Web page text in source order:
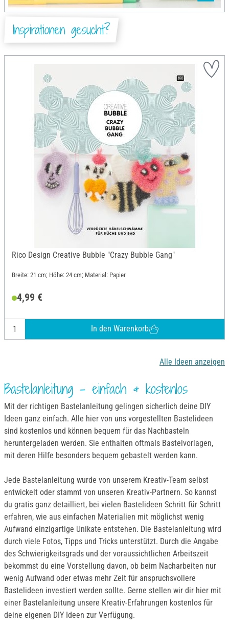
Inspirationen gesucht?
Rico Design Creative Bubble "Crazy Bubble Gang"
Breite: 21 cm; Höhe: 24 cm; Material: Papier
4,99 €
In den Warenkorb
Alle Ideen anzeigen
Bastelanleitung – einfach & kostenlos
Mit der richtigen Bastelanleitung gelingen sicherlich deine DIY
Ideen ganz einfach. Alle hier von uns vorgestellten Bastelideen
sind kostenlos und können bequem für das Nachbasteln
heruntergeladen werden. Sie enthalten oftmals Bastelvorlagen,
mit deren Hilfe besonders bequem gebastelt werden kann.
Jede Bastelanleitung wurde von unserem Kreativ-Team selbst
entwickelt oder stammt von unseren Kreativ-Partnern. So kannst
du gratis ganz detailliert, bei vielen Bastelideen Schritt für Schritt
erfahren, wie aus einfachen Materialien mit möglichst wenig
Aufwand einzigartige Unikate entstehen. Die Bastelanleitung wird
durch viele Fotos, Tipps und Tricks unterstützt. Durch die Angabe
des Schwierigkeitsgrads und der voraussichtlichen Arbeitszeit
bekommst du eine Vorstellung davon, ob beim Nacharbeiten nur
wenig Aufwand oder etwas mehr Zeit für anspruchsvollere
Bastelideen investiert werden sollte. Gerne stellen wir dir hier mit
einer Bastelanleitung unsere Kreativ-Erfahrungen kostenlos für
deine eigenen DIY Ideen zur Verfügung.